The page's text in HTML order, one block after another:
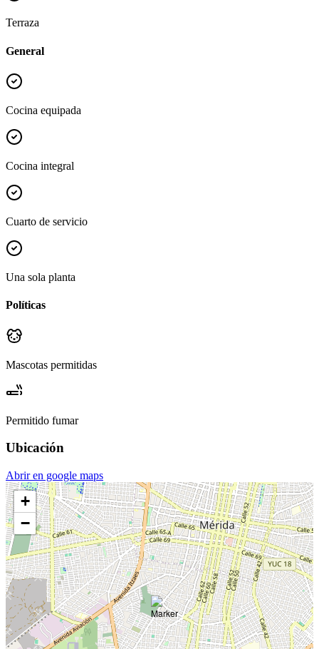
Terraza
General
Cocina equipada
Cocina integral
Cuarto de servicio
Una sola planta
Políticas
Mascotas permitidas
Permitido fumar
Ubicación
Abrir en google maps
+
−